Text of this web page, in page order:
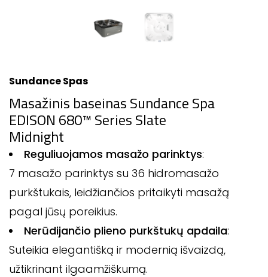
Sundance Spas
Masažinis baseinas Sundance Spa
EDISON 680™ Series Slate
Midnight
Reguliuojamos masažo parinktys:
7 masažo parinktys su 36 hidromasažo
purkštukais, leidžiančios pritaikyti masažą
pagal jūsų poreikius.
Nerūdijančio plieno purkštukų apdaila:
Suteikia elegantišką ir modernią išvaizdą,
užtikrinant ilgaamžiškumą.